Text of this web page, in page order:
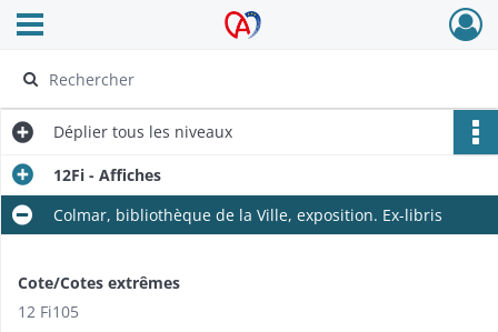
Archives Alsace - Colmar
Ouvrir le menu déroulant
Déplier tous les niveaux
12Fi - Affiches
Colmar, bibliothèque de la Ville, exposition. Ex-libris
Cote/Cotes extrêmes
12 Fi105